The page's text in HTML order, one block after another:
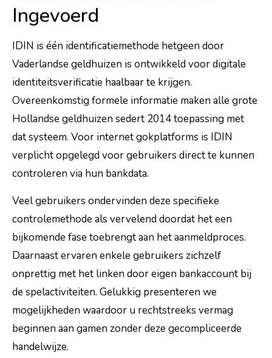
Ingevoerd
IDIN is één identificatiemethode hetgeen door
Vaderlandse geldhuizen is ontwikkeld voor digitale
identiteitsverificatie haalbaar te krijgen.
Overeenkomstig formele informatie maken alle grote
Hollandse geldhuizen sedert 2014 toepassing met
dat systeem. Voor internet gokplatforms is IDIN
verplicht opgelegd voor gebruikers direct te kunnen
controleren via hun bankdata.
Veel gebruikers ondervinden deze specifieke
controlemethode als vervelend doordat het een
bijkomende fase toebrengt aan het aanmeldproces.
Daarnaast ervaren enkele gebruikers zichzelf
onprettig met het linken door eigen bankaccount bij
de spelactiviteiten. Gelukkig presenteren we
mogelijkheden waardoor u rechtstreeks vermag
beginnen aan gamen zonder deze gecompliceerde
handelwijze.